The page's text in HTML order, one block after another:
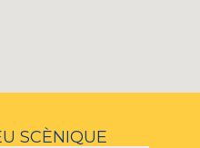
SCÈNIQUE